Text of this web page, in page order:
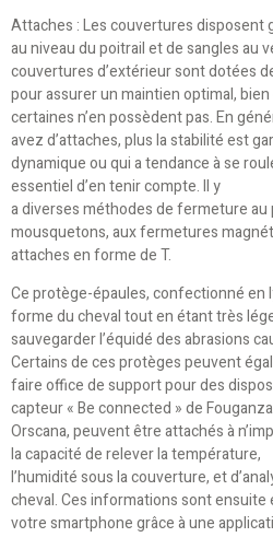
Attaches : Les couvertures disposent
au niveau du poitrail et de sangles au
couvertures d’extérieur sont dotées
pour assurer un maintien optimal, bien
certaines n’en possèdent pas. En
avez d’attaches, plus la stabilité est
dynamique ou qui a tendance à se
essentiel d’en tenir compte. Il y
a diverses méthodes de fermeture au
mousquetons, aux fermetures
attaches en forme de T.
Ce protège-épaules, confectionné en
forme du cheval tout en étant très
sauvegarder l’équidé des abrasions
Certains de ces protèges peuvent
faire office de support pour des
capteur « Be connected » de
Orscana, peuvent être attachés à
la capacité de relever la température,
l’humidité sous la couverture, et
cheval. Ces informations sont
votre smartphone grâce à une